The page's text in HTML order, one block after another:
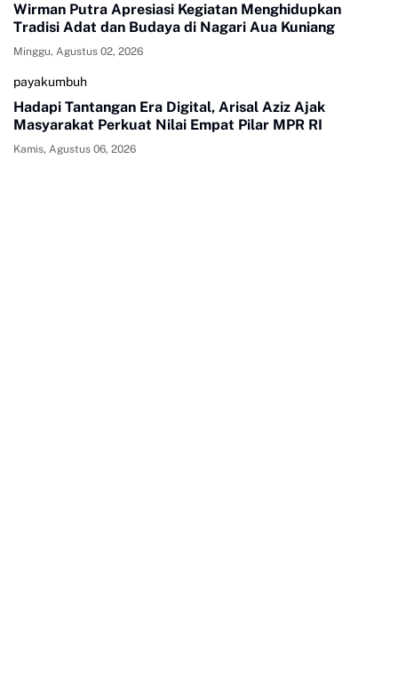
Wirman Putra Apresiasi Kegiatan Menghidupkan
Tradisi Adat dan Budaya di Nagari Aua Kuniang
Minggu, Agustus 02, 2026
payakumbuh
Hadapi Tantangan Era Digital, Arisal Aziz Ajak
Masyarakat Perkuat Nilai Empat Pilar MPR RI
Kamis, Agustus 06, 2026